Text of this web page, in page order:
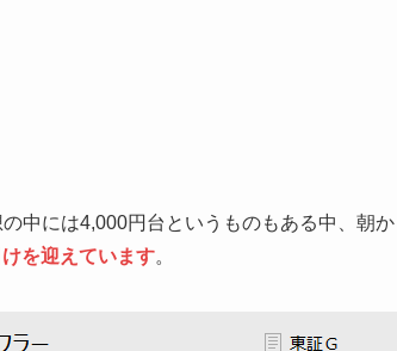
中には4,000円台というものもある中、朝
を迎えています。